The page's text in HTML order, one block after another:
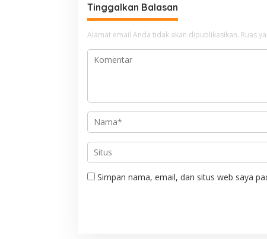
a
s
i
p
s
Tinggalkan Balasan
Alamat email Anda tidak akan dipublikasikan. Ruas
Simpan nama, email, dan situs web saya